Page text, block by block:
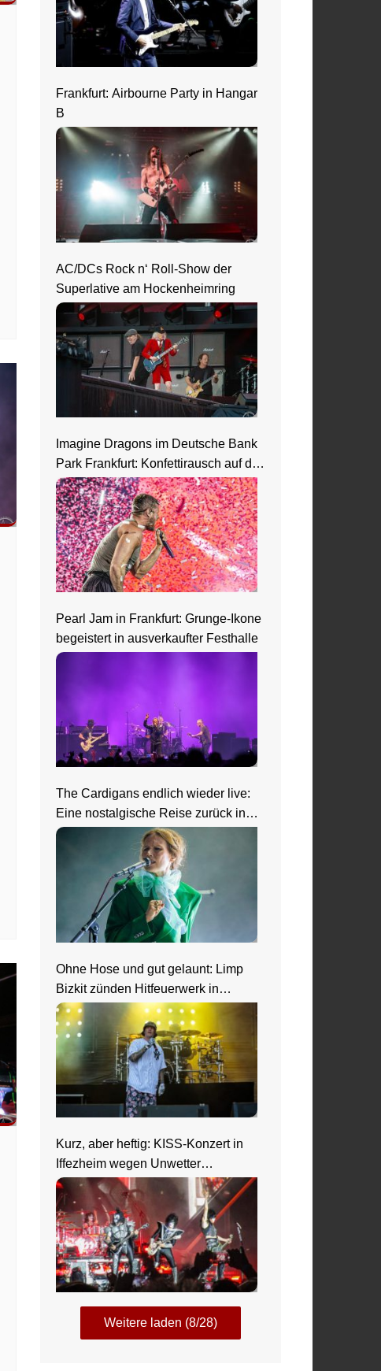
Frankfurt: Airbourne Party in Hangar
B
AC/DCs Rock n‘ Roll-Show der
Superlative am Hockenheimring
Imagine Dragons im Deutsche Bank
Park Frankfurt: Konfettirausch auf der
Loom Welttour
Pearl Jam in Frankfurt: Grunge-Ikone
begeistert in ausverkaufter Festhalle
The Cardigans endlich wieder live:
Eine nostalgische Reise zurück in
die 90er beim Zeltfestival Rhein-
Ohne Hose und gut gelaunt: Limp
Bizkit zünden Hitfeuerwerk in
Saarbrücken
Kurz, aber heftig: KISS-Konzert in
Iffezheim wegen Unwetter
abgebrochen
Weitere laden (8/28)